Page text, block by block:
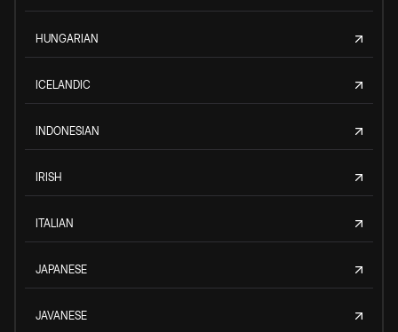
HUNGARIAN
ICELANDIC
INDONESIAN
IRISH
ITALIAN
JAPANESE
JAVANESE